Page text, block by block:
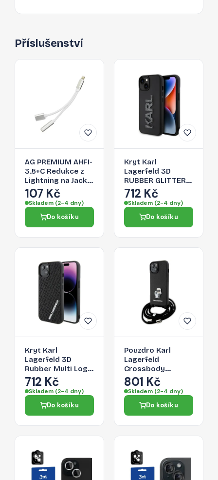
Příslušenství
AG PREMIUM AHFI-
3.5+C Redukce z
Lightning na Jack
3,5/Lightning,
stříbrná
107 Kč
Skladem (2-4 dny)
Do košíku
Kryt Karl
Lagerfeld 3D
RUBBER GLITTER
Logo pro iPhone 15
- černý
712 Kč
Skladem (2-4 dny)
Do košíku
Kryt Karl
Lagerfeld 3D
Rubber Multi Logo
pro iPhone 15 -
černý
712 Kč
Skladem (2-4 dny)
Do košíku
Pouzdro Karl
Lagerfeld
Crossbody
Saffiano Metal Pin
pro iPhone 15 -
černé
801 Kč
Skladem (2-4 dny)
Do košíku